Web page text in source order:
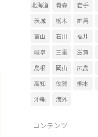
北海道 青森 岩手
茨城
栃木 群馬
富山
石川 福井
岐阜
三重 滋賀
島根
岡山 広島
高知
佐賀 熊本
沖縄
海外
コンテンツ